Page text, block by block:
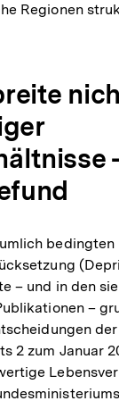
Regionen
– und in den
–
2 zum Januar